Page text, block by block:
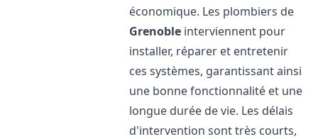
économique. Les plombiers de
Grenoble interviennent pour
installer, réparer et entretenir
ces systèmes, garantissant ainsi
une bonne fonctionnalité et une
longue durée de vie. Les délais
d'intervention sont très courts,